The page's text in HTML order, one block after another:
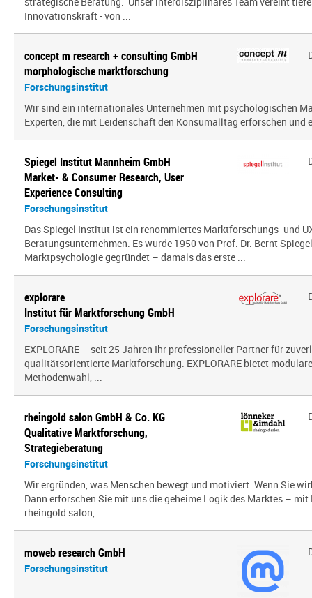
Innovationskraft - von ...
concept m research + consulting GmbH
morphologische marktforschung
Forschungsinstitut
Wir sind ein inter­na­tio­nales Unternehmen mit psy­cho­lo­gi­schen
Experten, die mit Leidenschaft den Konsumalltag erfor­schen und
Spiegel Institut Mannheim GmbH
Market- & Consumer Research, User
Experience Consulting
Forschungsinstitut
Das Spiegel Institut ist ein renommiertes Marktforschungs- und
Beratungsunternehmen. Es wurde 1950 von Prof. Dr. Bernt
Marktpsychologie gegründet – damals das erste ...
explorare
Institut für Marktforschung GmbH
Forschungsinstitut
EXPLORARE – seit 25 Jahren Ihr professioneller Partner für
qualitätsorientierte Marktforschung. EXPLORARE bietet
Methodenwahl, ...
rheingold salon GmbH & Co. KG
Qualitative Marktforschung,
Strategieberatung
Forschungsinstitut
Wir ergründen, was Menschen bewegt und motiviert. Wenn Sie
Dann erforschen Sie mit uns die geheime Logik des Marktes –
rheingold salon, ...
moweb research GmbH
Forschungsinstitut